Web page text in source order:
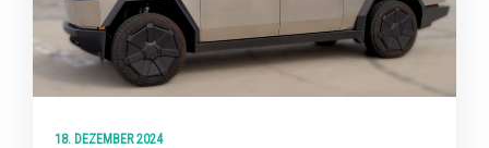
18. DEZEMBER 2024